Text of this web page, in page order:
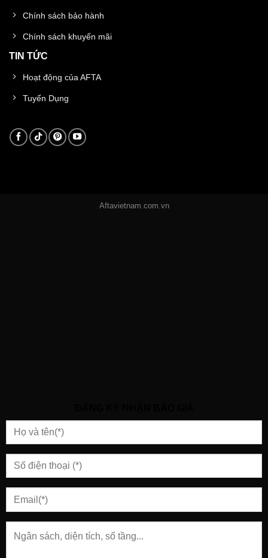
Chính sách bảo hành
Chính sách khuyến mãi
TIN TỨC
Hoạt động của AFTA
Tuyển Dụng
Aftavietnam.com.vn